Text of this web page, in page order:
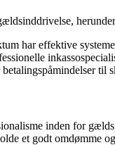
har effektive
til
inden for
et godt omdømme